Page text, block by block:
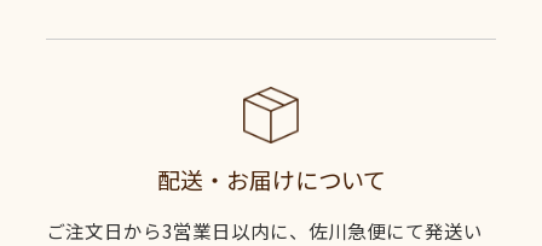
配送・お届けについて
ご注文日から3営業日以内に、佐川急便にて発送い